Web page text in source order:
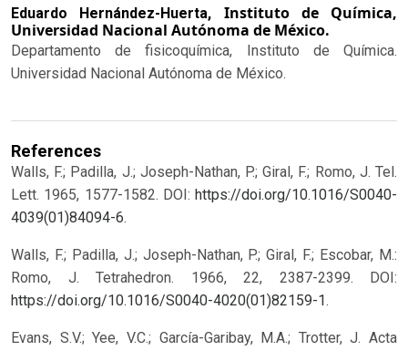
Eduardo Hernández-Huerta, Instituto de Química,
Universidad Nacional Autónoma de México.
Departamento de fisicoquímica, Instituto de Química.
Universidad Nacional Autónoma de México.
References
Walls, F.; Padilla, J.; Joseph-Nathan, P.; Giral, F.; Romo, J. Tel.
Lett. 1965, 1577-1582. DOI: https://doi.org/10.1016/S0040-
4039(01)84094-6.
Walls, F.; Padilla, J.; Joseph-Nathan, P.; Giral, F.; Escobar, M.:
Romo, J. Tetrahedron. 1966, 22, 2387-2399. DOI:
https://doi.org/10.1016/S0040-4020(01)82159-1.
Evans, S.V.; Yee, V.C.; García-Garibay, M.A.; Trotter, J. Acta